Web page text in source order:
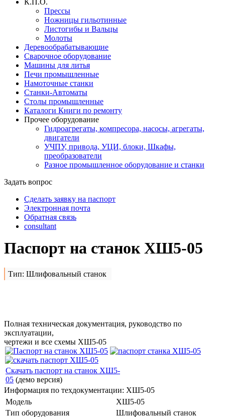
Прессы
Ножницы гильотинные
Листогибы и Вальцы
Молоты
Деревообрабатывающие
Сварочное оборудование
Машины для литья
Печи промышленные
Намоточные станки
Станки-Автоматы
Столы промышленные
Каталоги Книги по ремонту
Прочее оборудование
Гидроагрегаты, компресора, насосы, агрегаты,
двигатели
УЧПУ, привода, УЦИ, блоки, Шкафы,
преобразователи
Разное промышленное оборудование и станки
Задать вопрос
Сделать заявку на паспорт
Электронная почта
Обратная связь
consultant
Паспорт на станок ХШ5-05
Тип: Шлифовальный станок
Полная техническая документация, руководство по
эксплуатации,
чертежи и все схемы ХШ5-05
Скачать паспорт на станок ХШ5-
05 (демо версия)
Информация по техдокументации: ХШ5-05
Модель
ХШ5-05
Тип оборудования
Шлифовальный станок